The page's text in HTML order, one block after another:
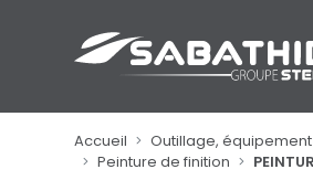
Accueil Outillage,
Peinture de finition